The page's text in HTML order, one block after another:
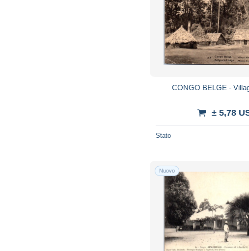
CONGO BELGE -
± 5,78
Stato
Nuovo